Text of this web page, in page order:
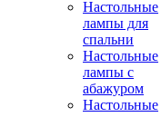
Настольные
лампы для
спальни
Настольные
лампы с
абажуром
Настольные